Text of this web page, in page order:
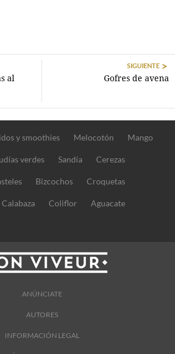
al
SIGUIENTE
Gofres de avena
y smoothies Melocotón Mango
verdes Sandía Cerezas
Bizcochos Croquetas
Calabaza Coliflor Aguacate
ANÚNCIATE
AUTORES
INFORMACIÓN LEGAL